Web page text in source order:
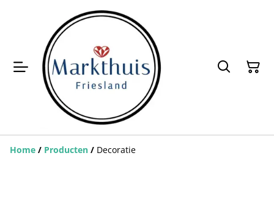
Home / Producten / Decoratie